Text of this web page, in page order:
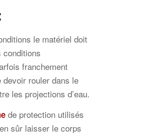
le matériel doit
conditions
franchement
devoir rouler dans le
les projections d’eau.
de protection utilisés
sûr laisser le corps